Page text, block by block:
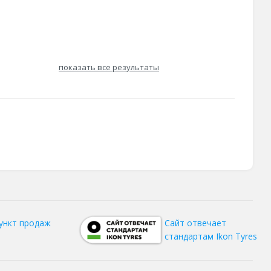
показать все результаты
продаж
Сайт отвечает
стандартам Ikon Tyres